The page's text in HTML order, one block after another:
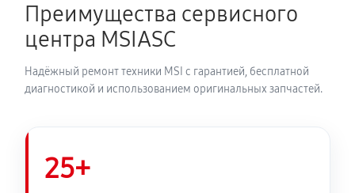
Преимущества сервисного
центра MSIASC
Надёжный ремонт техники MSI с гарантией, бесплатной
диагностикой и использованием оригинальных запчастей.
25+